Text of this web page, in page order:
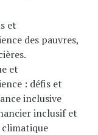
et
des pauvres,
et
: défis et
inclusive
inclusif et